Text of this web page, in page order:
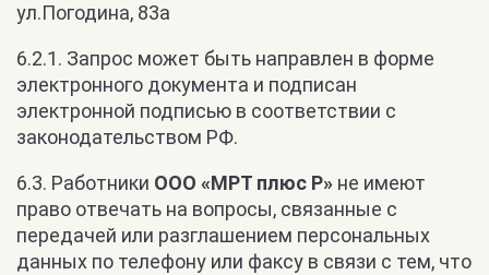
ул.Погодина, 83а
6.2.1. Запрос может быть направлен в форме
электронного документа и подписан
электронной подписью в соответствии с
законодательством РФ.
6.3. Работники ООО «МРТ плюс Р» не имеют
право отвечать на вопросы, связанные с
передачей или разглашением персональных
данных по телефону или факсу в связи с тем, что